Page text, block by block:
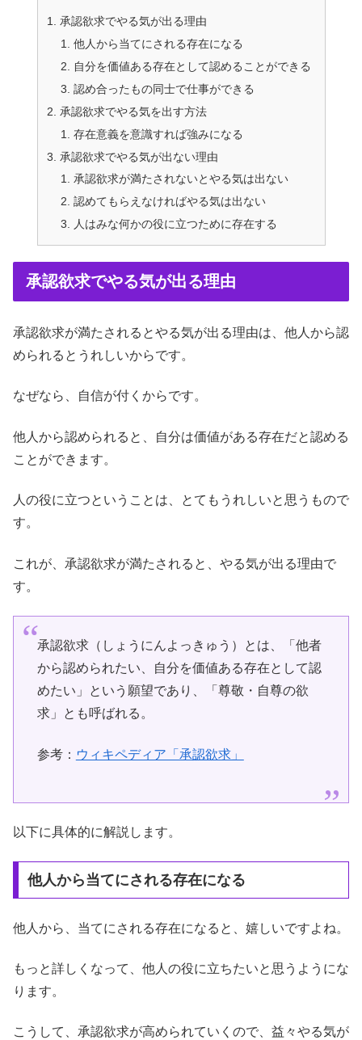
承認欲求でやる気が出る理由
他人から当てにされる存在になる
自分を価値ある存在として認めることができる
認め合ったもの同士で仕事ができる
承認欲求でやる気を出す方法
存在意義を意識すれば強みになる
承認欲求でやる気が出ない理由
承認欲求が満たされないとやる気は出ない
認めてもらえなければやる気は出ない
人はみな何かの役に立つために存在する
承認欲求でやる気が出る理由
承認欲求が満たされるとやる気が出る理由は、他人から認
められるとうれしいからです。
なぜなら、自信が付くからです。
他人から認められると、自分は価値がある存在だと認める
ことができます。
人の役に立つということは、とてもうれしいと思うもので
す。
これが、承認欲求が満たされると、やる気が出る理由で
す。
承認欲求（しょうにんよっきゅう）とは、「他者
から認められたい、自分を価値ある存在として認
めたい」という願望であり、「尊敬・自尊の欲
求」とも呼ばれる。
参考： ウィキペディア「承認欲求」
以下に具体的に解説します。
他人から当てにされる存在になる
他人から、当てにされる存在になると、嬉しいですよね。
もっと詳しくなって、他人の役に立ちたいと思うようにな
ります。
こうして、承認欲求が高められていくので、益々やる気が